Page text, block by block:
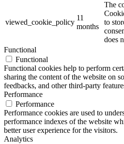
viewed_cookie_policy
11
months
The
to
does
Functional
Functional
Functional cookies help to perform
sharing the content of the website on
feedbacks, and other third-party
Performance
Performance
Performance cookies are used to
performance indexes of the website
better user experience for the visitors.
Analytics